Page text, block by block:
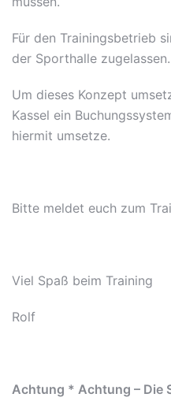
Für den Trainingsbetrieb
der Sporthalle zugelassen.
Um dieses Konzept
Kassel ein
hiermit umsetze.
Bitte meldet euch zum
Viel Spaß beim Training
Rolf
Achtung * Achtung – Die